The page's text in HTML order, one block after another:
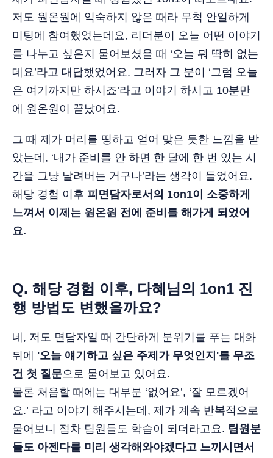
저도 원온원에 익숙하지 않은 때라 무척 안일하게
미팅에 참여했었는데요, 리더분이 오늘 어떤 이야기
를 나누고 싶은지 물어보셨을 때 ‘오늘 뭐 딱히 없는
데요’라고 대답했었어요. 그러자 그 분이 ‘그럼 오늘
은 여기까지만 하시죠’라고 이야기 하시고 10분만
에 원온원이 끝났어요.
그 때 제가 머리를 띵하고 얻어 맞은 듯한 느낌을 받
았는데, ‘내가 준비를 안 하면 한 달에 한 번 있는 시
간을 그냥 날려버는 거구나’라는 생각이 들었어요.
해당 경험 이후 피면담자로서의 1on1이 소중하게
느껴서 이제는 원온원 전에 준비를 해가게 되었어
요.
Q. 해당 경험 이후, 다혜님의 1on1 진
행 방법도 변했을까요?
네, 저도 면담자일 때 간단하게 분위기를 푸는 대화
뒤에 '오늘 얘기하고 싶은 주제가 무엇인지'를 무조
건 첫 질문으로 물어보고 있어요.
물론 처음할 때에는 대부분 ‘없어요’, ‘잘 모르겠어
요.’ 라고 이야기 해주시는데, 제가 계속 반복적으로
물어보니 점차 팀원들도 학습이 되더라고요. 팀원분
들도 아젠다를 미리 생각해와야겠다고 느끼시면서